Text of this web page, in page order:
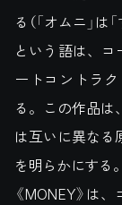
る（「オムニ」は
という語は、
ートコントラ
る。この作品は
は互いに異なる
を明らかにする。
《MONEY》は